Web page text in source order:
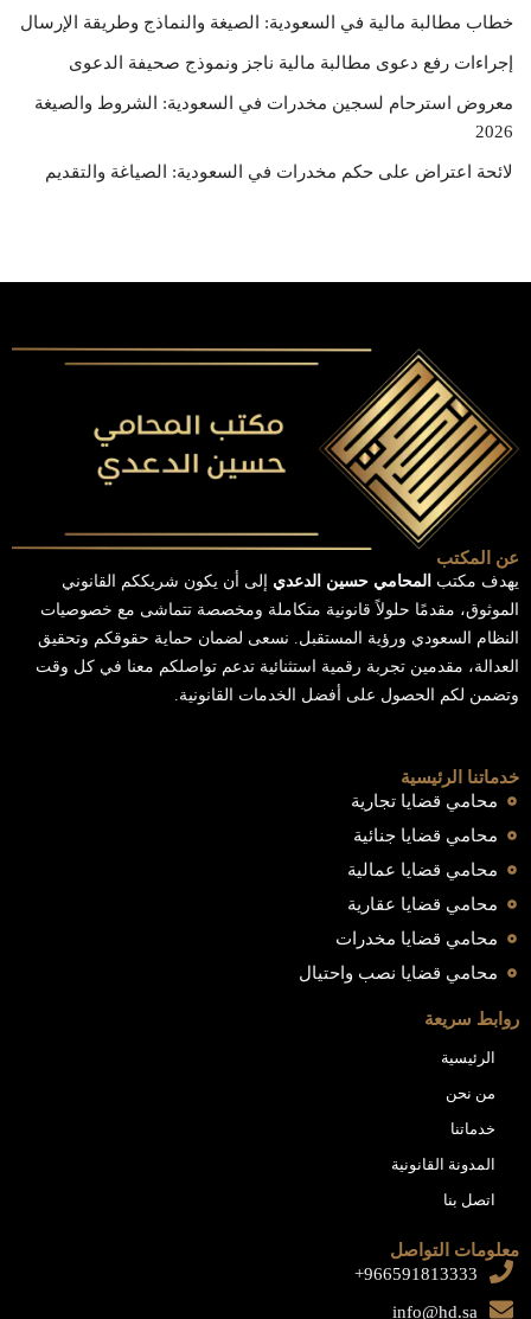
خطاب مطالبة مالية في السعودية: الصيغة والنماذج وطريقة الإرسال
إجراءات رفع دعوى مطالبة مالية ناجز ونموذج صحيفة الدعوى
معروض استرحام لسجين مخدرات في السعودية: الشروط والصيغة
2026
لائحة اعتراض على حكم مخدرات في السعودية: الصياغة والتقديم
عن المكتب
يهدف مكتب المحامي حسين الدعدي إلى أن يكون شريككم القانوني
الموثوق، مقدمًا حلولاً قانونية متكاملة ومخصصة تتماشى مع خصوصيات
النظام السعودي ورؤية المستقبل. نسعى لضمان حماية حقوقكم وتحقيق
العدالة، مقدمين تجربة رقمية استثنائية تدعم تواصلكم معنا في كل وقت
وتضمن لكم الحصول على أفضل الخدمات القانونية.
خدماتنا الرئيسية
محامي قضايا تجارية
محامي قضايا جنائية
محامي قضايا عمالية
محامي قضايا عقارية
محامي قضايا مخدرات
محامي قضايا نصب واحتيال
روابط سريعة
الرئيسية
من نحن
خدماتنا
المدونة القانونية
اتصل بنا
معلومات التواصل
966591813333+
info@hd.sa